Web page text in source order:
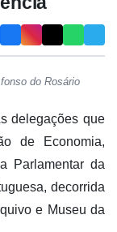
do Rosário
delegações que
de Economia,
Parlamentar da
decorrida
e Museu da